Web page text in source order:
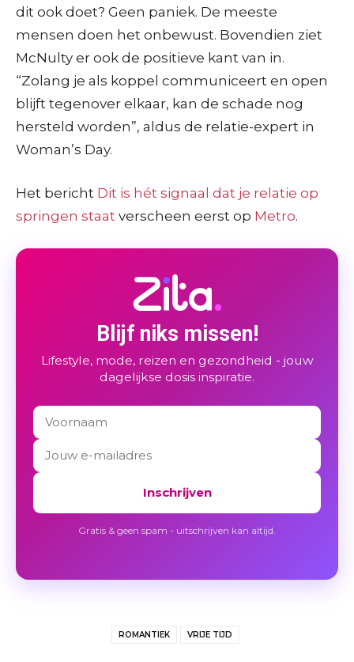
dit ook doet? Geen paniek. De meeste
mensen doen het onbewust. Bovendien ziet
McNulty er ook de positieve kant van in.
“Zolang je als koppel communiceert en open
blijft tegenover elkaar, kan de schade nog
hersteld worden”, aldus de relatie-expert in
Woman’s Day.
Het bericht Dit is hét signaal dat je relatie op
springen staat verscheen eerst op Metro.
Blijf niks missen!
Lifestyle, mode, reizen en gezondheid - jouw
dagelijkse dosis inspiratie.
Inschrijven
Gratis & geen spam - uitschrijven kan altijd.
ROMANTIEK VRIJE TIJD